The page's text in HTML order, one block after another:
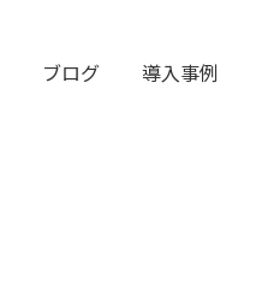
ブログ 導入事例